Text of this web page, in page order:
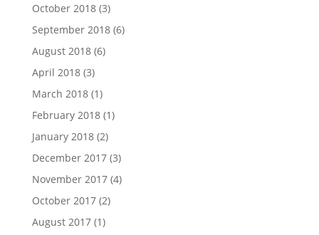
October 2018(3)
September 2018(6)
August 2018(6)
April 2018(3)
March 2018(1)
February 2018(1)
January 2018(2)
December 2017(3)
November 2017(4)
October 2017(2)
August 2017(1)